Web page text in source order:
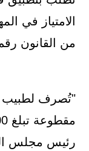
الامتياز في
من القانون رقم 18 لسنة 2023 بوضوح على
"تُصرف لطبيب
رئيس مجلس